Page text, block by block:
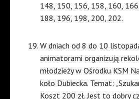
148, 150, 156, 158, 160,
188, 196, 198, 200, 202.
W dniach od 8 do 10
animatorami organizują
młodzieży w Ośrodku KSM
koło Dubiecka. Temat:
Koszt 200 zł. Jest to dobry